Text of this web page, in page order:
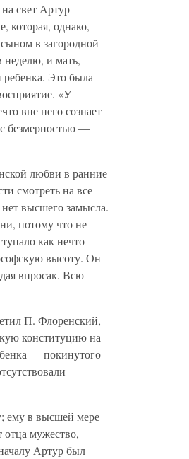
свет Артур
которая, однако,
в загородной
неделю, и мать,
ребенка. Это была
«У
вне него сознает
безмерностью —
любви в ранние
смотреть на все
высшего замысла.
потому что не
как нечто
высоту. Он
впросак. Всю
П. Флоренский,
конституцию на
— покинутого
ему в высшей мере
мужество,
Артур был